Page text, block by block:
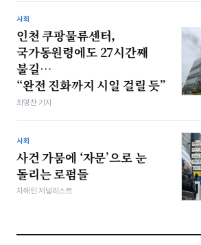
사회
인천 쿠팡물류센터,
국가동원령에도 27시간째
불길…
“완전 진화까지 시일 걸릴 듯”
최영찬 기자
사회
사건 가뭄에 ‘자문’으로 눈
돌리는 로펌들
차해인 저널리스트